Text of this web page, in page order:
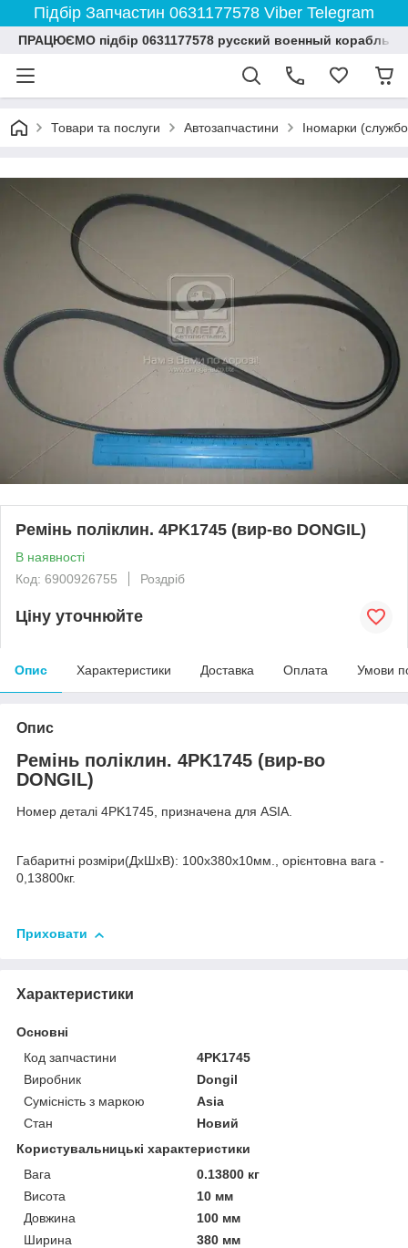
Підбір Запчастин 0631177578 Viber Telegram
ПРАЦЮЄМО підбір 0631177578 русский военный корабль
Товари та послуги Автозапчастини Іномарки
Ремінь поліклин. 4PK1745 (вир-во DONGIL)
В наявності
Код: 6900926755
Роздріб
Ціну уточнюйте
Опис Характеристики Доставка Оплата Умови
Опис
Ремінь поліклин. 4PK1745 (вир-во
DONGIL)
Номер деталі 4PK1745, призначена для ASIA.
Габаритні розміри(ДхШхВ): 100x380x10мм., орієнтовна вага -
0,13800кг.
Приховати
Характеристики
Основні
Код запчастини
4PK1745
Виробник
Dongil
Сумісність з маркою
Asia
Стан
Новий
Користувальницькі характеристики
Вага
0.13800 кг
Висота
10 мм
Довжина
100 мм
Ширина
380 мм